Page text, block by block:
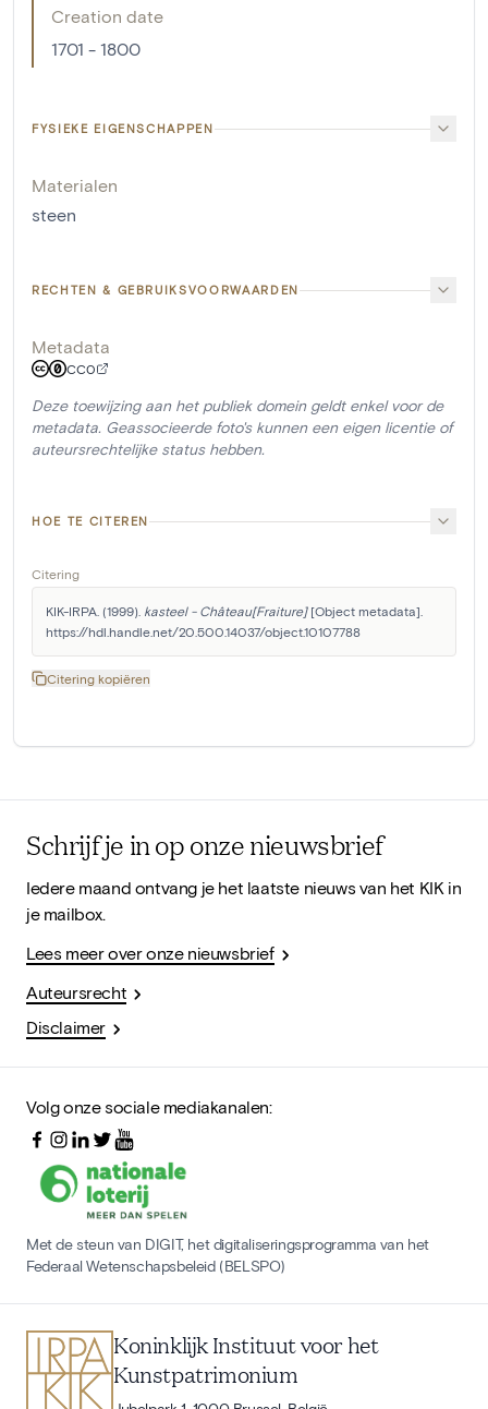
Creation date
1701 - 1800
FYSIEKE EIGENSCHAPPEN
Materialen
steen
RECHTEN & GEBRUIKSVOORWAARDEN
Metadata
CC0
Deze toewijzing aan het publiek domein geldt enkel voor de
metadata. Geassocieerde foto's kunnen een eigen licentie of
auteursrechtelijke status hebben.
HOE TE CITEREN
Citering
KIK-IRPA. (1999). kasteel - Château[Fraiture] [Object metadata].
https://hdl.handle.net/20.500.14037/object.10107788
Citering kopiëren
Schrijf je in op onze nieuwsbrief
Iedere maand ontvang je het laatste nieuws van het KIK in
je mailbox.
Lees meer over onze nieuwsbrief
Auteursrecht
Disclaimer
Volg onze sociale mediakanalen:
Met de steun van DIGIT, het digitaliseringsprogramma van het
Federaal Wetenschapsbeleid (BELSPO)
Koninklijk Instituut voor het
Kunstpatrimonium